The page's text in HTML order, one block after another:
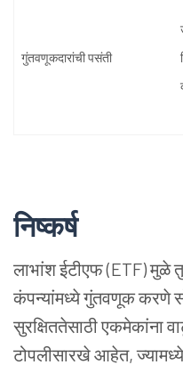
गुंतवणूकदारांचीपसंती
निष्कर्ष
लाभांशईटीएफ (ETF) मुळे
कंपन्यांमध्येगुंतवणूककरणे
सुरक्षिततेसाठीएकमेकांना
टोपलीसारखेआहेत, ज्यामध्ये